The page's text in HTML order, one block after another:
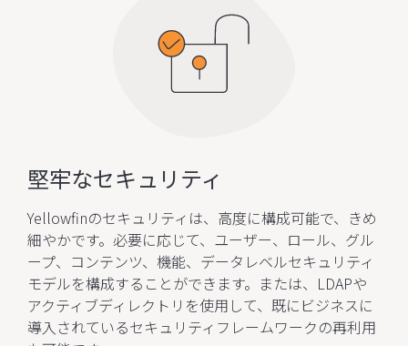
堅牢なセキュリティ
Yellowfinのセキュリティは、高度に構成可能で、きめ
細やかです。必要に応じて、ユーザー、ロール、グル
ープ、コンテンツ、機能、データレベルセキュリティ
モデルを構成することができます。または、LDAPや
アクティブディレクトリを使用して、既にビジネスに
導入されているセキュリティフレームワークの再利用